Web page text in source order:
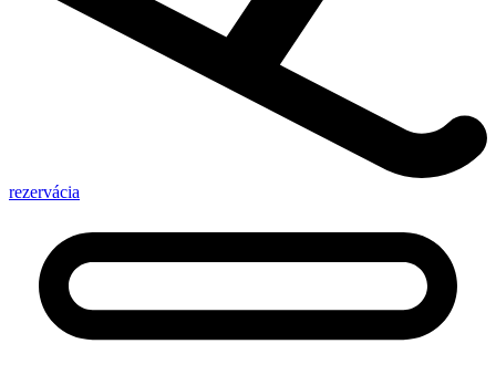
rezervácia